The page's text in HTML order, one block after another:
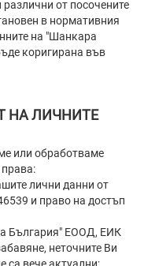
от посочените
в нормативния
на "Шанкара
коригирана във
НА ЛИЧНИТЕ
или обработваме
права:
лични данни от
и право на достъп
България" ЕООД, ЕИК
неточните Ви